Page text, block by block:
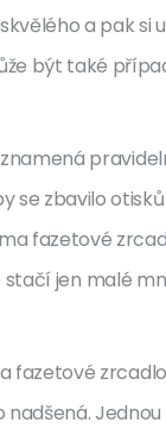
a pak si
být také
zbavilo
fazetové
jen malé
fazetové